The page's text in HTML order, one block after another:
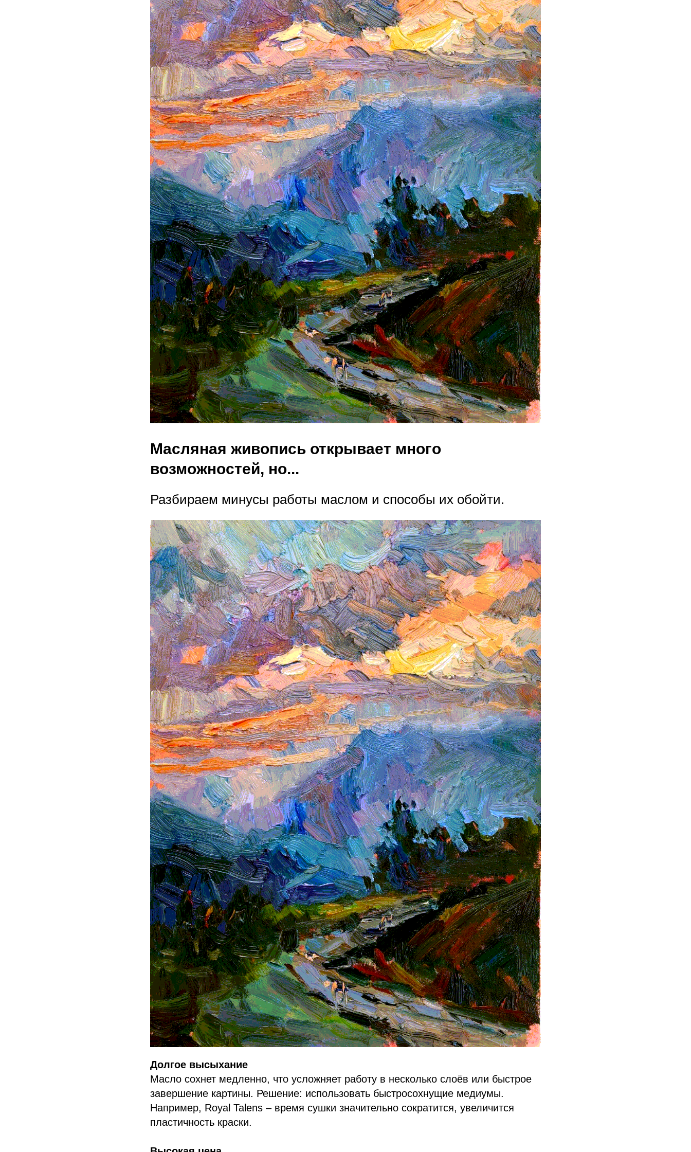
Масляная живопись открывает много
возможностей, но...
Разбираем минусы работы маслом и способы их обойти.
Долгое высыхание
Масло сохнет медленно, что усложняет работу в несколько слоёв или быстрое
завершение картины. Решение: использовать быстросохнущие медиумы.
Например, Royal Talens – время сушки значительно сократится, увеличится
пластичность краски.